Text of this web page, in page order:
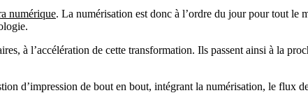
numérique. La numérisation est donc à l’ordre du jour pour tout le
à l’accélération de cette transformation. Ils passent ainsi à la
d’impression de bout en bout, intégrant la numérisation, le flux